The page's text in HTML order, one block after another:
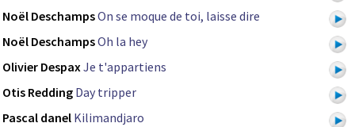
Noël DeschampsOn se moque de toi, laisse dire
Noël DeschampsOh la hey
Olivier DespaxJe t'appartiens
Otis Redding Day tripper
Pascal danel Kilimandjaro